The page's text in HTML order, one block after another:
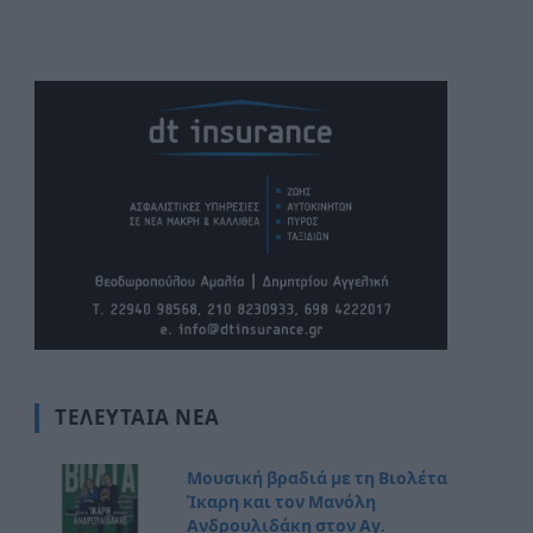
ΤΕΛΕΥΤΑΊΑ ΝΈΑ
Μουσική βραδιά με τη Βιολέτα
Ίκαρη και τον Μανόλη
Ανδρουλιδάκη στον Αγ.